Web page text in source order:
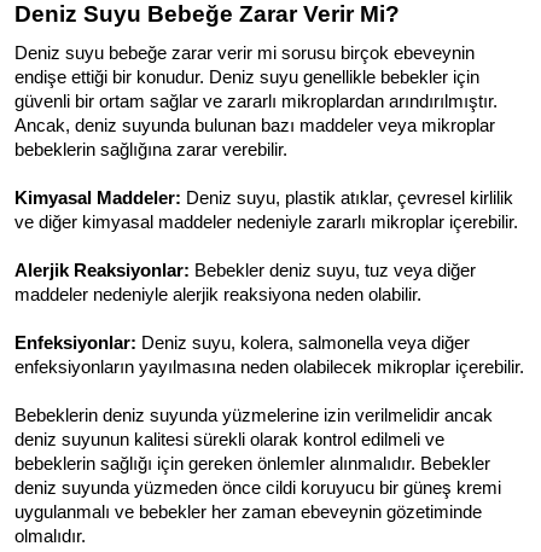
Deniz Suyu Bebeğe Zarar Verir Mi?
Deniz suyu bebeğe zarar verir mi sorusu birçok ebeveynin
endişe ettiği bir konudur. Deniz suyu genellikle bebekler için
güvenli bir ortam sağlar ve zararlı mikroplardan arındırılmıştır.
Ancak, deniz suyunda bulunan bazı maddeler veya mikroplar
bebeklerin sağlığına zarar verebilir.
Kimyasal Maddeler: Deniz suyu, plastik atıklar, çevresel kirlilik
ve diğer kimyasal maddeler nedeniyle zararlı mikroplar içerebilir.
Alerjik Reaksiyonlar: Bebekler deniz suyu, tuz veya diğer
maddeler nedeniyle alerjik reaksiyona neden olabilir.
Enfeksiyonlar: Deniz suyu, kolera, salmonella veya diğer
enfeksiyonların yayılmasına neden olabilecek mikroplar içerebilir.
Bebeklerin deniz suyunda yüzmelerine izin verilmelidir ancak
deniz suyunun kalitesi sürekli olarak kontrol edilmeli ve
bebeklerin sağlığı için gereken önlemler alınmalıdır. Bebekler
deniz suyunda yüzmeden önce cildi koruyucu bir güneş kremi
uygulanmalı ve bebekler her zaman ebeveynin gözetiminde
olmalıdır.